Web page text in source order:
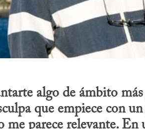
algo de ámbito
que empiece con
parece relevante. En